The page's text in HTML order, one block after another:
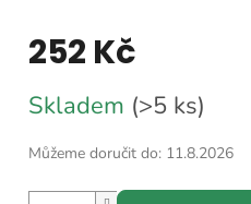
252 Kč
cena:
Skladem (>5 ks)
Můžeme doručit do: 11.8.2026